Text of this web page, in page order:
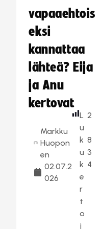
vapaaehtois
eksi
kannattaa
lähteä? Eija
ja Anu
kertovat
Markku
Huopon
en
02.07.2
026
L
u
k
u
k
e
r
t
o
j
2
8
3
4